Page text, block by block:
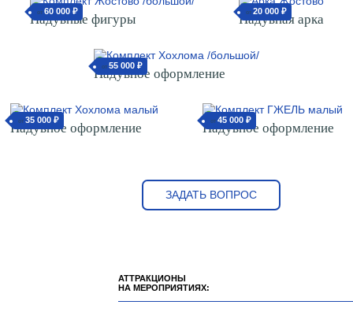
от60 000 ₽
Надувные фигуры от20 000 ₽
Надувная арка
от 55 000 ₽
Надувное оформление
от 35 000 ₽
Надувное оформление от 45 000 ₽
Надувное оформление
ЗАДАТЬ ВОПРОС
АТТРАКЦИОНЫ
НА МЕРОПРИЯТИЯХ: